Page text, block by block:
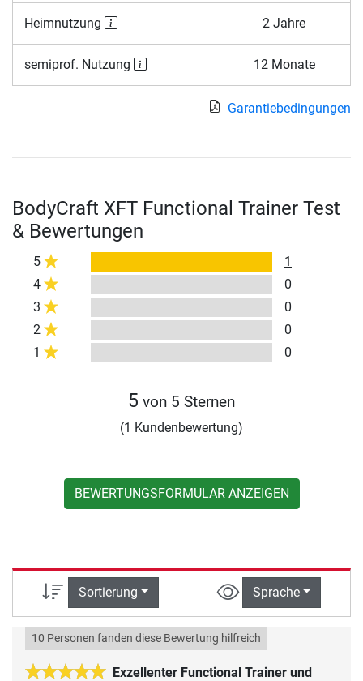
Heimnutzung 2 Jahre
semiprof. Nutzung 12 Monate
Garantiebedingungen
BodyCraft XFT Functional Trainer Test
& Bewertungen
5
1
4
0
3
0
2
0
1
0
5 von 5 Sternen
(1 Kundenbewertung)
BEWERTUNGSFORMULAR ANZEIGEN
Sortierung Sprache
Exzellenter Functional Trainer und
10 Personen fanden diese Bewertung hilfreich